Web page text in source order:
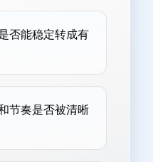
否能稳定转成有
节奏是否被清晰